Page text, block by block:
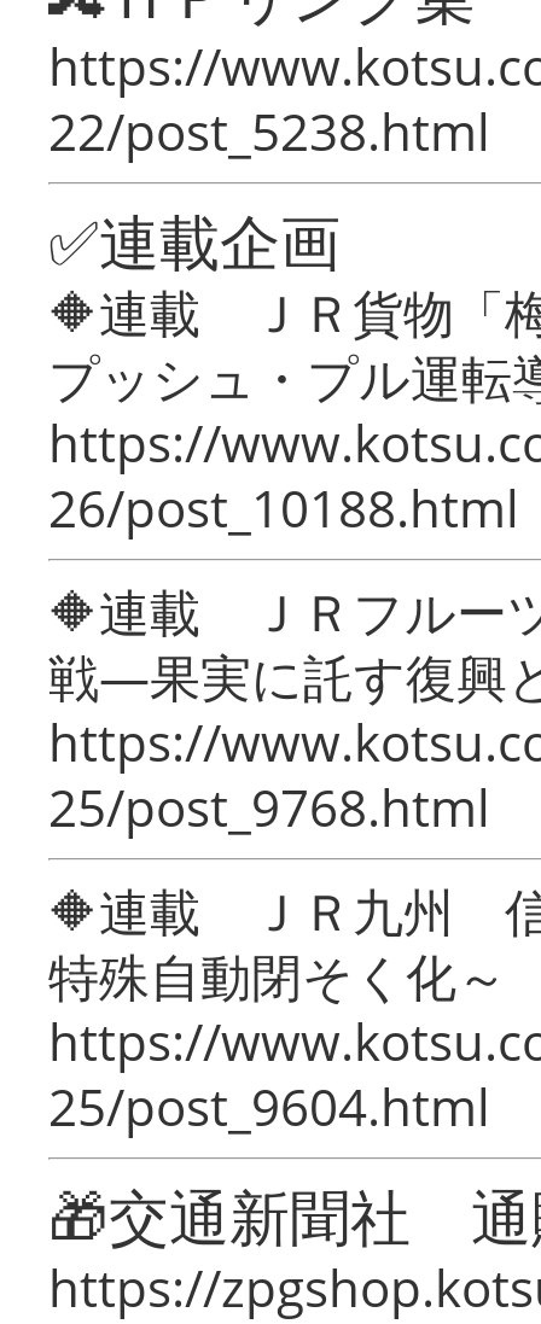
https://
22/post_5238.html
✅連載企画
🔶連載 ＪＲ貨物「
プッシュ・プル運転
https://
26/post_10188.html
🔶連載 ＪＲフルー
戦―果実に託す復興
https://
25/post_9768.html
🔶連載 ＪＲ九州 信
特殊自動閉そく化～
https://
25/post_9604.html
🎁交通新聞社
https://